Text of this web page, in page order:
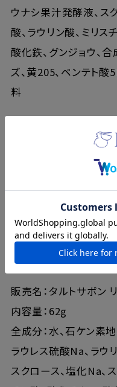
ウナシ果汁発酵液、ス
酸、ラウリン酸、ミリス
酸化鉄、グンジョウ、
ズ、黄205、ペンテト酸
料
販売名：タルトサボン
全成分：水、石ケン素地
ラウレス硫酸Na、ラウ
スクロース、塩化Na、
チン酸、酸化チタン、酸
504、ペンテト酸5Na、
販売名：タルトサボン
内容量：62g
全成分：水、石ケン素地
ラウレス硫酸Na、ラウ
スクロース、塩化Na、